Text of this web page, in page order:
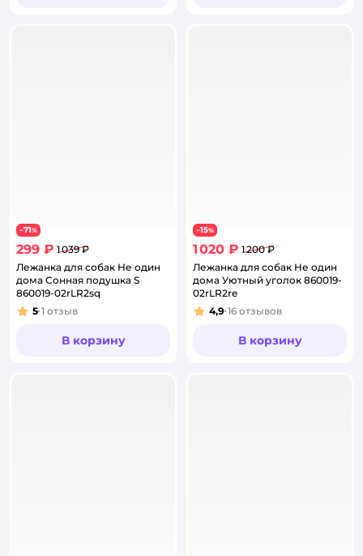
−71%
299 ₽ 1 039 ₽
Лежанка для собак Не один
дома Cонная подушка S
860019-02rLR2sq
Рейтинг:
5 1 отзыв
В корзину
−15%
1 020 ₽ 1 200 ₽
Лежанка для собак Не один
дома Уютный уголок 860019-
02rLR2re
Рейтинг:
4,9 16 отзывов
В корзину